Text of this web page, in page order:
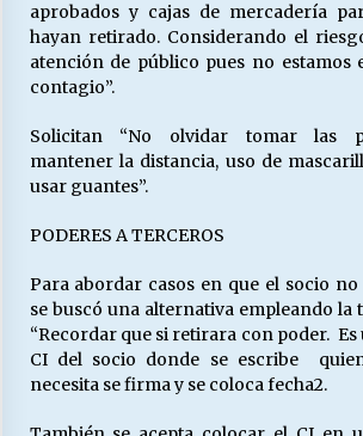
aprobados y cajas de mercadería
hayan retirado. Considerando el
atención de público pues no estamos
contagio”.
Solicitan “No olvidar tomar las
mantener la distancia, uso de
usar guantes”.
PODERES A TERCEROS
Para abordar casos en que el socio
se buscó una alternativa empleando la
“Recordar que si retirara con poder.
CI del socio donde se escribe
necesita se firma y se coloca fecha2.